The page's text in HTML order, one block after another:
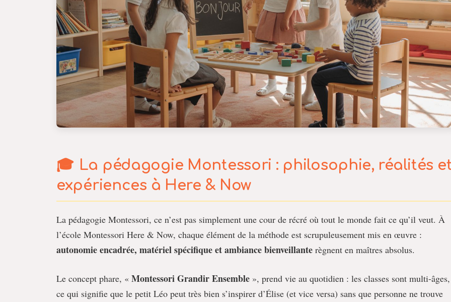
La pédagogie Montessori : philosophie, réalités
expériences à Here & Now
La pédagogie Montessori, ce n’est pas simplement une cour de récré où tout le monde fait ce qu’il veut. À
l’école Montessori Here & Now, chaque élément de la méthode est scrupuleusement mis en œuvre :
autonomie encadrée, matériel spécifique et ambiance bienveillante règnent en maîtres absolus.
Le concept phare, « Montessori Grandir Ensemble », prend vie au quotidien : les classes sont multi-âges,
ce qui signifie que le petit Léo peut très bien s’inspirer d’Élise (et vice versa) sans que personne ne trouve